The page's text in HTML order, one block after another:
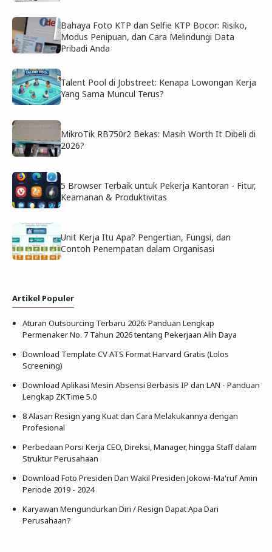
Bahaya Foto KTP dan Selfie KTP Bocor: Risiko,
Modus Penipuan, dan Cara Melindungi Data
Pribadi Anda
Talent Pool di Jobstreet: Kenapa Lowongan Kerja
Yang Sama Muncul Terus?
MikroTik RB750r2 Bekas: Masih Worth It Dibeli di
2026?
5 Browser Terbaik untuk Pekerja Kantoran - Fitur,
Keamanan & Produktivitas
Unit Kerja Itu Apa? Pengertian, Fungsi, dan
Contoh Penempatan dalam Organisasi
Artikel Populer
Aturan Outsourcing Terbaru 2026: Panduan Lengkap
Permenaker No. 7 Tahun 2026 tentang Pekerjaan Alih Daya
Download Template CV ATS Format Harvard Gratis (Lolos
Screening)
Download Aplikasi Mesin Absensi Berbasis IP dan LAN - Panduan
Lengkap ZKTime 5.0
8 Alasan Resign yang Kuat dan Cara Melakukannya dengan
Profesional
Perbedaan Porsi Kerja CEO, Direksi, Manager, hingga Staff dalam
Struktur Perusahaan
Download Foto Presiden Dan Wakil Presiden Jokowi-Ma'ruf Amin
Periode 2019 - 2024
Karyawan Mengundurkan Diri / Resign Dapat Apa Dari
Perusahaan?